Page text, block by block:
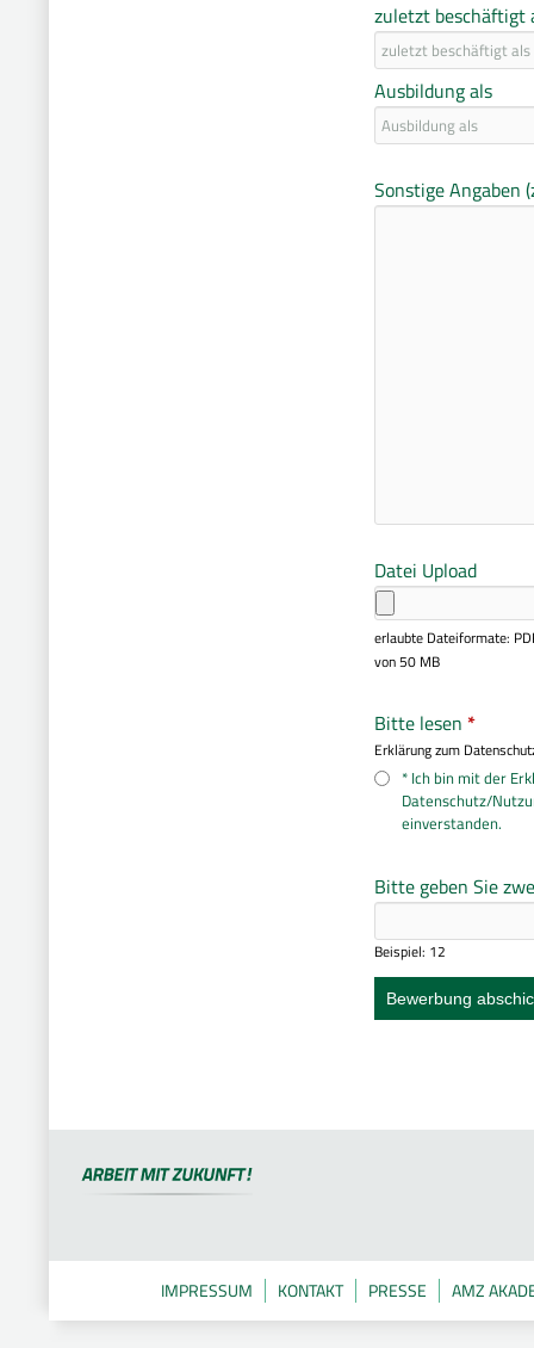
zuletzt beschäftigt
Ausbildung als
Sonstige Angaben
Datei Upload
erlaubte Dateiformate:
von 50 MB
Bitte lesen *
Erklärung zum
* Ich bin mit der
Datenschutz/
einverstanden.
Bitte geben Sie
Beispiel: 12
IMPRESSUM KONTAKT PRESSE AMZ